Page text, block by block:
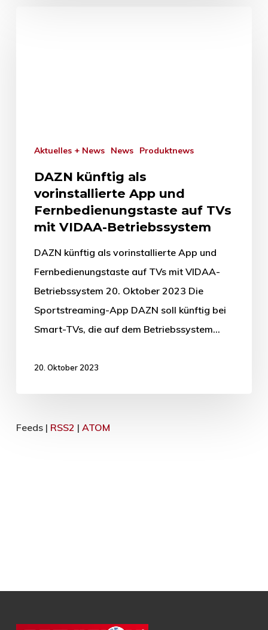
Aktuelles + News News Produktnews
DAZN künftig als
vorinstallierte App und
Fernbedienungstaste auf TVs
mit VIDAA-Betriebssystem
DAZN künftig als vorinstallierte App und
Fernbedienungstaste auf TVs mit VIDAA-
Betriebssystem 20. Oktober 2023 Die
Sportstreaming-App DAZN soll künftig bei
Smart-TVs, die auf dem Betriebssystem…
20. Oktober 2023
Feeds | RSS2 | ATOM